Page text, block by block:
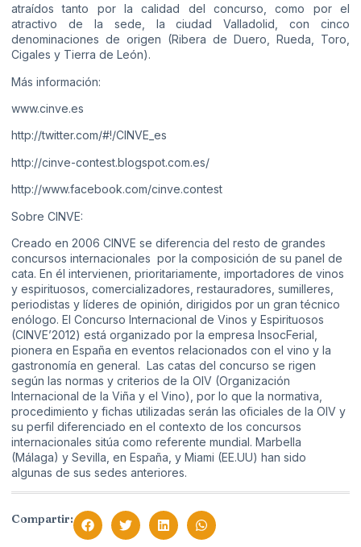
atraídos tanto por la calidad del concurso, como por el
atractivo de la sede, la ciudad Valladolid, con cinco
denominaciones de origen (Ribera de Duero, Rueda, Toro,
Cigales y Tierra de León).
Más información:
www.cinve.es
http://twitter.com/#!/CINVE_es
http://cinve-contest.blogspot.com.es/
http://www.facebook.com/cinve.contest
Sobre CINVE:
Creado en 2006 CINVE se diferencia del resto de grandes
concursos internacionales por la composición de su panel de
cata. En él intervienen, prioritariamente, importadores de vinos
y espirituosos, comercializadores, restauradores, sumilleres,
periodistas y líderes de opinión, dirigidos por un gran técnico
enólogo. El Concurso Internacional de Vinos y Espirituosos
(CINVE’2012) está organizado por la empresa InsocFerial,
pionera en España en eventos relacionados con el vino y la
gastronomía en general. Las catas del concurso se rigen
según las normas y criterios de la OIV (Organización
Internacional de la Viña y el Vino), por lo que la normativa,
procedimiento y fichas utilizadas serán las oficiales de la OIV y
su perfil diferenciado en el contexto de los concursos
internacionales sitúa como referente mundial. Marbella
(Málaga) y Sevilla, en España, y Miami (EE.UU) han sido
algunas de sus sedes anteriores.
Compartir: